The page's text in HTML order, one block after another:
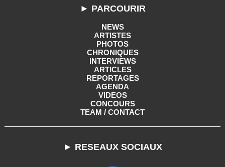
► PARCOURIR
NEWS
ARTISTES
PHOTOS
CHRONIQUES
INTERVIEWS
ARTICLES
REPORTAGES
AGENDA
VIDEOS
CONCOURS
TEAM / CONTACT
► RESEAUX SOCIAUX